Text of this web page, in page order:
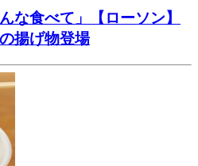
な食べて」【ローソン】
揚げ物登場